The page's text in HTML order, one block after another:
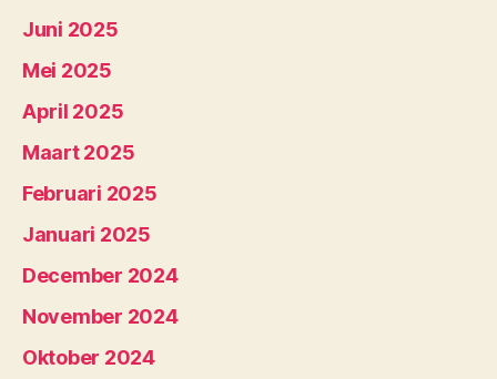
Juni 2025
Mei 2025
April 2025
Maart 2025
Februari 2025
Januari 2025
December 2024
November 2024
Oktober 2024